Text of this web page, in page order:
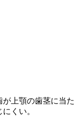
上顎の歯茎に当た
くい。